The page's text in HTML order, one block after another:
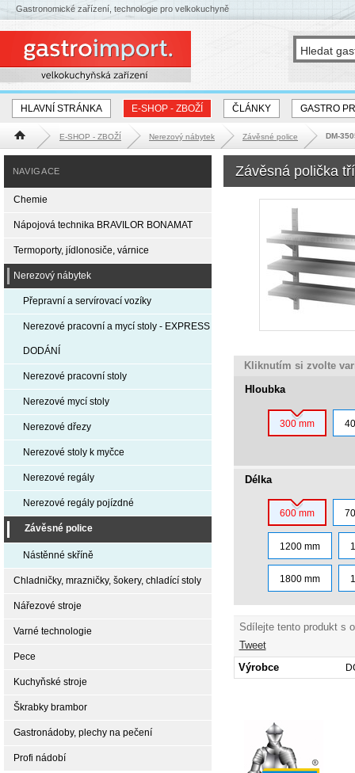
HLAVNÍ STRÁNKA E-SHOP - ZBOŽÍ ČLÁNKY GASTRO
Hlavní stránka E-SHOP - ZBOŽÍ Nerezový nábytek Závěsné police DM-
Závěsná polička
Kliknutím si zvolte
Hloubka
300 mm
Délka
600 mm
1200 mm
1800 mm
Sdílejte tento produkt s
Tweet
Výrobce
NAVIGACE
Chemie
Nápojová technika BRAVILOR BONAMAT
Termoporty, jídlonosiče, várnice
Nerezový nábytek
Přepravní a servírovací vozíky
Nerezové pracovní a mycí stoly - EXPRESS
DODÁNÍ
Nerezové pracovní stoly
Nerezové mycí stoly
Nerezové dřezy
Nerezové stoly k myčce
Nerezové regály
Nerezové regály pojízdné
Závěsné police
Nástěnné skříně
Chladničky, mrazničky, šokery, chladící stoly
Nářezové stroje
Varné technologie
Pece
Kuchyňské stroje
Škrabky brambor
Gastronádoby, plechy na pečení
Profi nádobí
Gastronomické zařízení, technologie pro velkokuchyně